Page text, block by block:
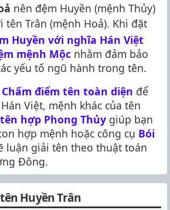
nên đệm Huyền (mệnh Thủy)
tên Trân (mệnh Hoả). Khi đặt
Huyền với nghĩa Hán Việt
mệnh Mộc nhằm đảm bảo
yếu tố ngũ hành trong tên.
Chấm điểm tên toàn diện để
Việt, mệnh khác của tên
hợp Phong Thủy giúp bạn
hợp mệnh hoặc công cụ Bói
luận giải tên theo thuật toán
Đông.
Huyền Trân